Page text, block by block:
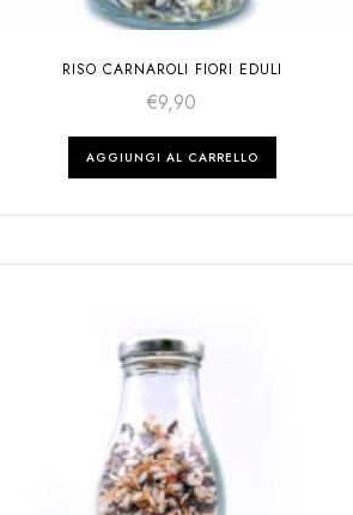
RISO CARNAROLI FIORI EDULI
€9,90
AGGIUNGI AL CARRELLO